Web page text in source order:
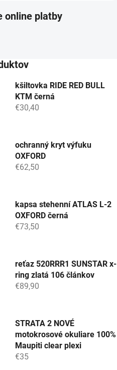
online platby
kšiltovka RIDE RED BULL
KTM černá
€30,40
ochranný kryt výfuku
OXFORD
€62,50
kapsa stehenní ATLAS L-2
OXFORD černá
€73,50
reťaz 520RRR1 SUNSTAR x-
ring zlatá 106 článkov
€89,90
STRATA 2 NOVÉ
motokrosové okuliare 100%
Maupiti clear plexi
€35